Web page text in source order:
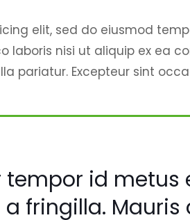
elit, sed do eiusmod
laboris nisi ut aliquip ex ea
pariatur. Excepteur sint
tempor id metus
fringilla.